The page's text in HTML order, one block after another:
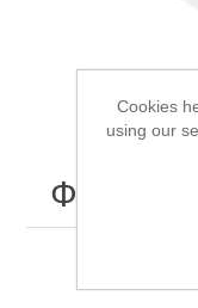
Фонарь
Cookies
using our